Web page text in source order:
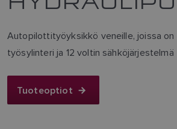
Autopilottityöyksikkö veneille, joissa on
työsylinteri ja 12 voltin sähköjärjestelmä
Tuoteoptiot